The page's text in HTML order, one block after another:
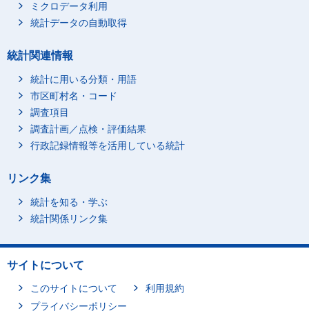
ミクロデータ利用
統計データの自動取得
統計関連情報
統計に用いる分類・用語
市区町村名・コード
調査項目
調査計画／点検・評価結果
行政記録情報等を活用している統計
リンク集
統計を知る・学ぶ
統計関係リンク集
サイトについて
このサイトについて
利用規約
プライバシーポリシー